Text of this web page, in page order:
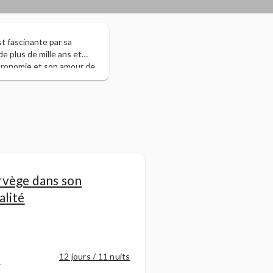
fascinante par sa
plus de mille ans et
et son amour de
dans son
12 jours / 11 nuits